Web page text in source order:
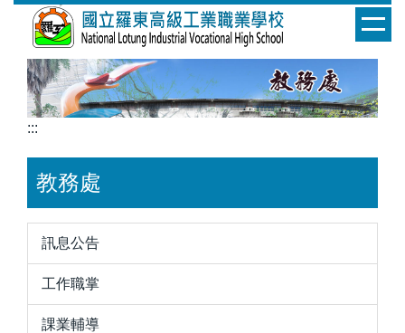
:::
教務處
訊息公告
工作職掌
課業輔導